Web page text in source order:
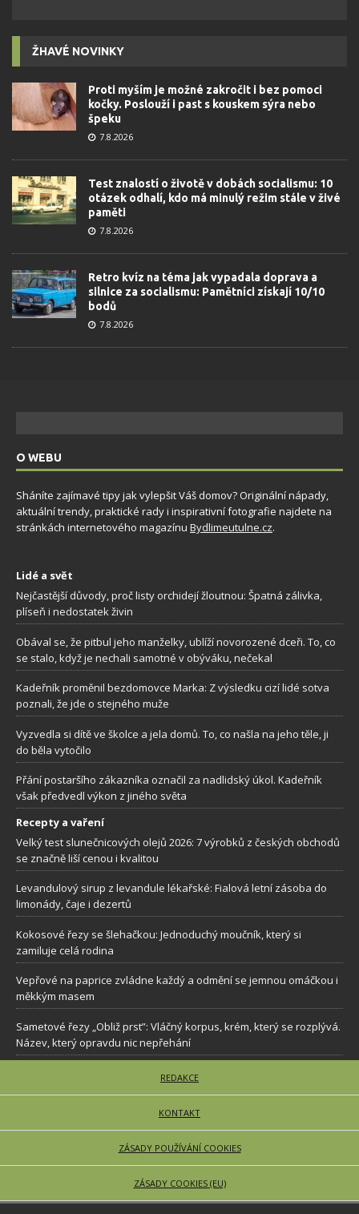
ŽHAVÉ NOVINKY
Proti myším je možné zakročit i bez pomoci
kočky. Poslouží i past s kouskem sýra nebo
špeku
7.8.2026
Test znalostí o životě v dobách socialismu: 10
otázek odhalí, kdo má minulý režim stále v živé
paměti
7.8.2026
Retro kvíz na téma jak vypadala doprava a
silnice za socialismu: Pamětníci získají 10/10
bodů
7.8.2026
O WEBU
Sháníte zajímavé tipy jak vylepšit Váš domov? Originální nápady,
aktuální trendy, praktické rady i inspirativní fotografie najdete na
stránkách internetového magazínu Bydlimeutulne.cz.
Lidé a svět
Nejčastější důvody, proč listy orchidejí žloutnou: Špatná zálivka,
plíseň i nedostatek živin
Obával se, že pitbul jeho manželky, ublíží novorozené dceři. To, co
se stalo, když je nechali samotné v obýváku, nečekal
Kadeřník proměnil bezdomovce Marka: Z výsledku cizí lidé sotva
poznali, že jde o stejného muže
Vyzvedla si dítě ve školce a jela domů. To, co našla na jeho těle, ji
do běla vytočilo
Přání postaršího zákazníka označil za nadlidský úkol. Kadeřník
však předvedl výkon z jiného světa
Recepty a vaření
Velký test slunečnicových olejů 2026: 7 výrobků z českých obchodů
se značně liší cenou i kvalitou
Levandulový sirup z levandule lékařské: Fialová letní zásoba do
limonády, čaje i dezertů
Kokosové řezy se šlehačkou: Jednoduchý moučník, který si
zamiluje celá rodina
Vepřové na paprice zvládne každý a odmění se jemnou omáčkou i
měkkým masem
Sametové řezy „Obliž prst”: Vláčný korpus, krém, který se rozplývá.
Název, který opravdu nic nepřehání
REDAKCE
KONTAKT
ZÁSADY POUŽÍVÁNÍ COOKIES
ZÁSADY COOKIES (EU)